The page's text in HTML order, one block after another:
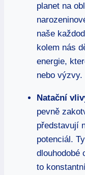
planet na
naše
kolem nás
energie,
nebo výzvy.
Natační
pevně
představují
potenciál.
dlouhodobé
to